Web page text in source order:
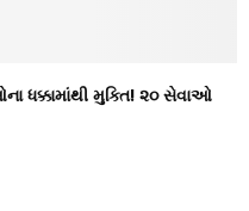
ધક્કામાંથી મુક્તિ! ૨૦ સેવાઓ